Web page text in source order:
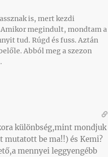
is, mert kezdi
megindult, mondtam a
tud. Rúgd és fuss. Aztán
Abból meg a szezon
különbség,mint mondjuk
mutatott be ma!!) és Kemi?
mennyei leggyengébb